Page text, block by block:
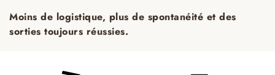
Moins de logistique, plus de spontanéité et des
sorties toujours réussies.